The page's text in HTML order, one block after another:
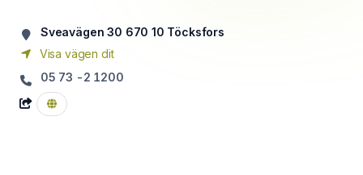
Sveavägen 30 670 10 Töcksfors
Visa vägen dit
05 73 -2 1200